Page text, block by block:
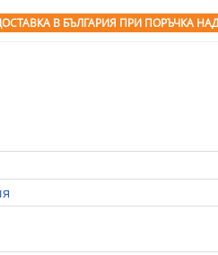
В БЪЛГАРИЯ ПРИ ПОРЪЧКА